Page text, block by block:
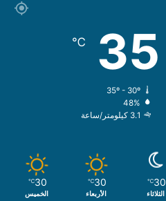
35
℃
35º - 30º
48%
3.1 كيلومتر/ساعة
30
℃
الثلاثاء
30
℃
الأربعاء
30
℃
الخميس